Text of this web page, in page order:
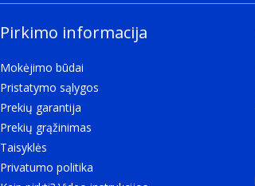
Pirkimo informacija
Mokėjimo būdai
Pristatymo sąlygos
Prekių garantija
Prekių grąžinimas
Taisyklės
Privatumo politika